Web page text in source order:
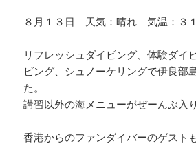
８月１３日 天気：晴れ 気温：
リフレッシュダイビング、体験ダイ
ビング、シュノーケリングで伊良部
た。
講習以外の海メニューがぜーんぶ入
香港からのファンダイバーのゲスト